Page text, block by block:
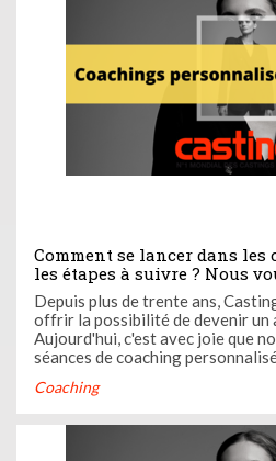
Comment se lancer dans
les étapes à suivre ? Nous
coaching personnalisé à
vos plans d'action
Depuis plus de trente ans,
offrir la possibilité de devenir un
Aujourd'hui, c'est avec joie que
séances de coaching
book photo nécessairement ? Un
Coaching